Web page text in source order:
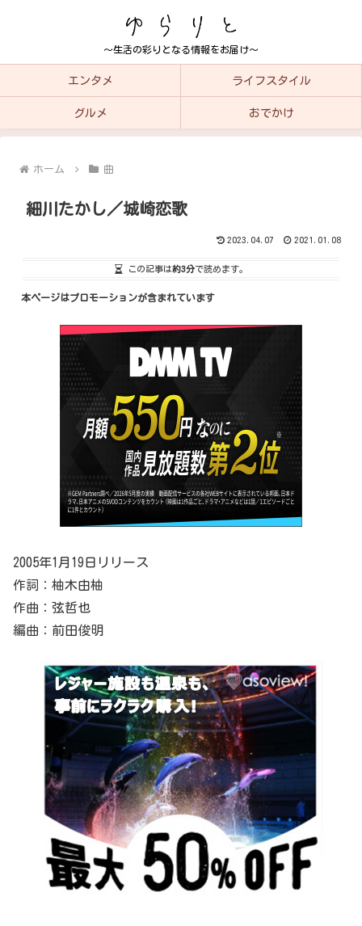
～生活の彩りとなる情報をお届け～
エンタメ ライフスタイル
グルメ おでかけ
ホーム 曲
細川たかし／城崎恋歌
2023.04.07 2021.01.08
この記事は約3分で読めます。
本ページはプロモーションが含まれています
2005年1月19日リリース
作詞：柚木由柚
作曲：弦哲也
編曲：前田俊明